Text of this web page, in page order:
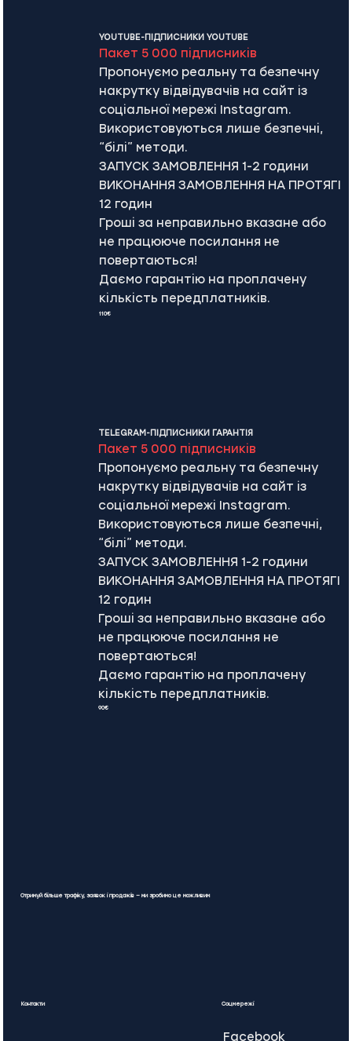
YOUTUBE-ПІДПИСНИКИ YOUTUBE
Пакет 5 000 підписників
Пропонуємо реальну та безпечну
накрутку відвідувачів на сайт із
соціальної мережі Instagram.
Використовуються лише безпечні,
“білі” методи.
ЗАПУСК ЗАМОВЛЕННЯ 1-2 години
ВИКОНАННЯ ЗАМОВЛЕННЯ НА ПРОТЯГІ
12 годин
Гроші за неправильно вказане або
не працююче посилання не
повертаються!
Даємо гарантію на проплачену
кількість передплатників.
110€
TELEGRAM-ПІДПИСНИКИ ГАРАНТІЯ
Пакет 5 000 підписників
Пропонуємо реальну та безпечну
накрутку відвідувачів на сайт із
соціальної мережі Instagram.
Використовуються лише безпечні,
“білі” методи.
ЗАПУСК ЗАМОВЛЕННЯ 1-2 години
ВИКОНАННЯ ЗАМОВЛЕННЯ НА ПРОТЯГІ
12 годин
Гроші за неправильно вказане або
не працююче посилання не
повертаються!
Даємо гарантію на проплачену
кількість передплатників.
90€
Отримуй більше трафіку, заявок і продажів — ми зробимо це можливим
Контакти Соцмережі
Facebook